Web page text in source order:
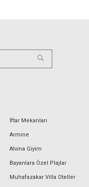
İftar Mekanları
Armine
Alvina Giyim
Bayanlara Özel Plajlar
Muhafazakar Villa Oteller